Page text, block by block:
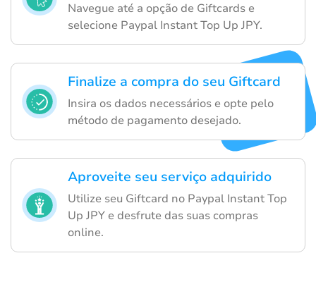
Navegue até a opção de Giftcards e
selecione Paypal Instant Top Up JPY.
Finalize a compra do seu Giftcard
Insira os dados necessários e opte pelo
método de pagamento desejado.
Aproveite seu serviço adquirido
Utilize seu Giftcard no Paypal Instant Top
Up JPY e desfrute das suas compras
online.